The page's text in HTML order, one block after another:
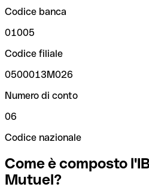
Codice banca
01005
Codice filiale
0500013M026
Numero di conto
06
Codice nazionale
Come è composto
Mutuel?